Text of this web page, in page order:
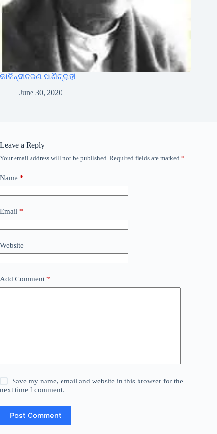
କାଳିନ୍ଦୀଚରଣ ପାଣିଗ୍ରାହୀ
June 30, 2020
Leave a Reply
Your email address will not be published. Required fields are marked *
Name *
Email *
Website
Add Comment *
Save my name, email and website in this browser for the
next time I comment.
Post Comment